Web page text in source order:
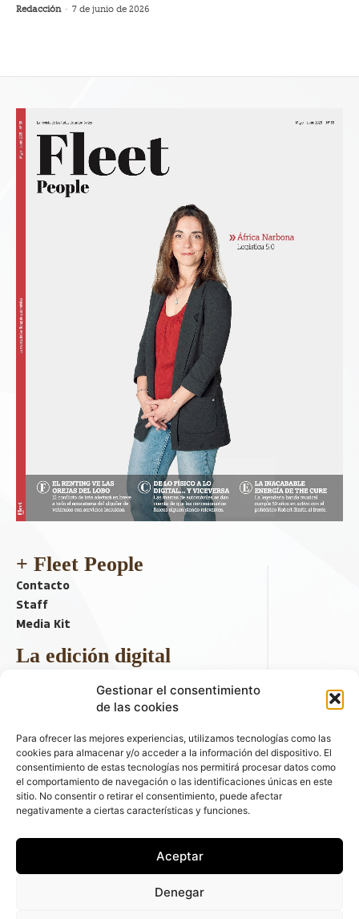
Gestionar el consentimiento
de las cookies
Para ofrecer las mejores experiencias, utilizamos tecnologías como las
cookies para almacenar y/o acceder a la información del dispositivo. El
consentimiento de estas tecnologías nos permitirá procesar datos como
el comportamiento de navegación o las identificaciones únicas en este
sitio. No consentir o retirar el consentimiento, puede afectar
negativamente a ciertas características y funciones.
Aceptar
Denegar
Redacción - 7 de junio de 2026
+ Fleet People
Contacto
Staff
Media Kit
La edición digital
Descargar último ejemplar
ir a hemeroteca
+ Contenido en redes sociales
automóviles - C/ Fernández de la Hoz 70, 1ºB - 28003 - Madrid